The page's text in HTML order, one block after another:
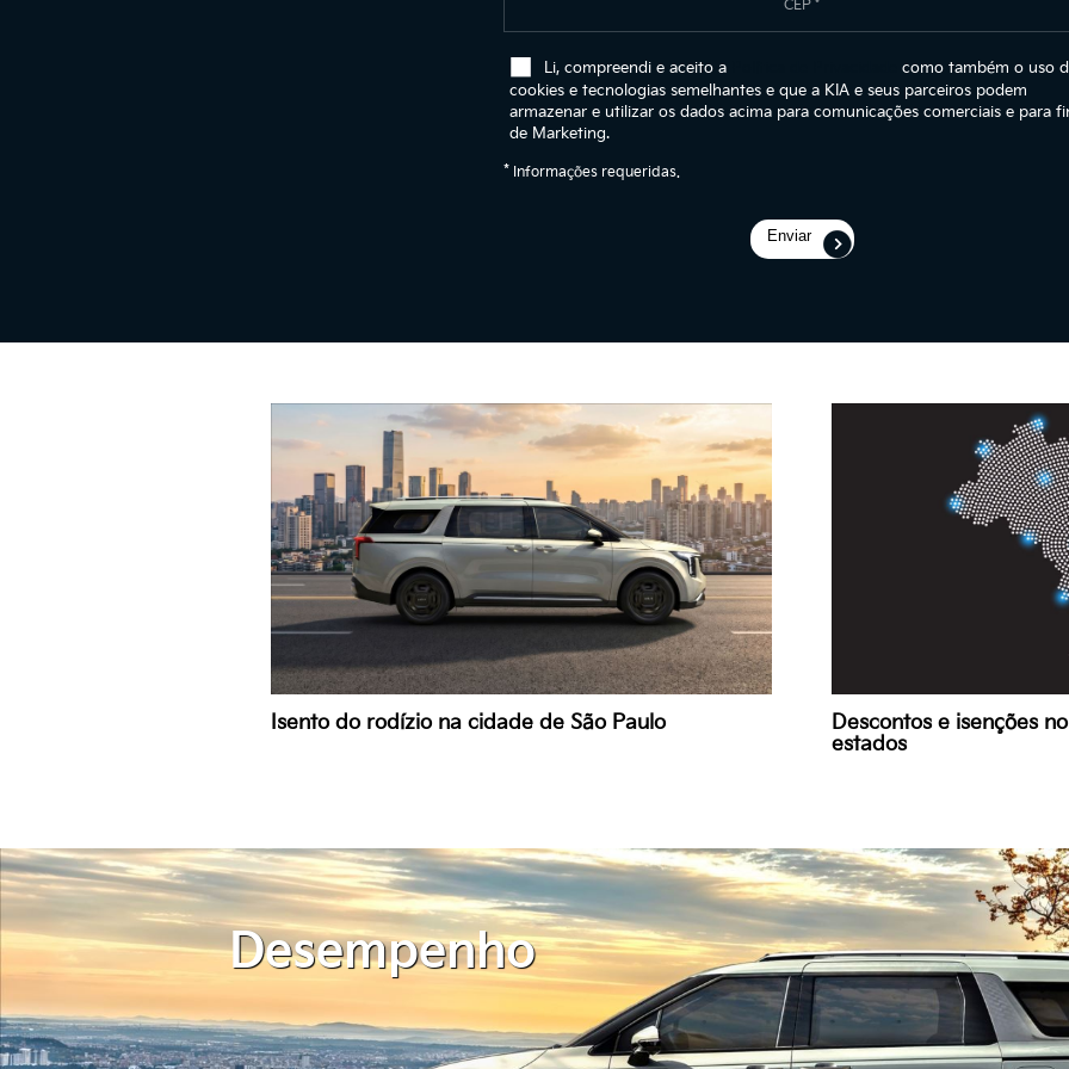
Li, compreendi e aceito a
como também o uso
cookies e tecnologias semelhantes e que a KIA e seus parceiros podem
armazenar e utilizar os dados acima para comunicações comerciais e para
de Marketing.
* Informações requeridas.
Enviar
Isento do rodízio na cidade de São Paulo
Descontos e isenções
estados
Desempenho